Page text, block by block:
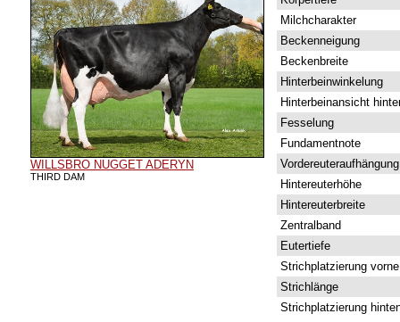
WILLSBRO NUGGET ADERYN
THIRD DAM
Milchcharakter
Beckenneigung
Beckenbreite
Hinterbeinwinkelung
Hinterbeinansicht
Fesselung
Fundamentnote
Vordereuteraufhängung
Hintereuterhöhe
Hintereuterbreite
Zentralband
Eutertiefe
Strichplatzierung vorne
Strichlänge
Strichplatzierung